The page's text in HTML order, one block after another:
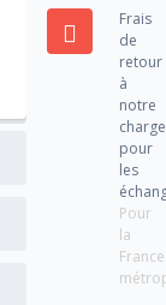
Frais
de
retour
à
notre
charge
pour
les
Pour
la
France